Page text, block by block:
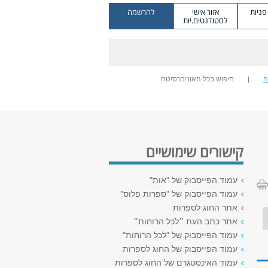
אזור אישי
לסטודנטים.יות
להרשמה
חיפוש בכל האוניברסיטה
קישורים שימושיים
עמוד הפייסבוק של "אות"
עמוד הפייסבוק של "ספרות פלוס"
אתר החוג לספרות
אתר כתב העת ״לכל הרוחות״
עמוד הפייסבוק של "לכל הרוחות"
עמוד הפייסבוק של החוג לספרות
עמוד האינסטגרם של החוג לספרות